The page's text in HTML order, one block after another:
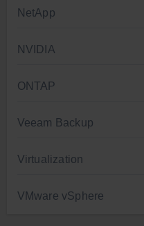
NetApp
NVIDIA
ONTAP
Veeam Backup
Virtualization
VMware vSphere